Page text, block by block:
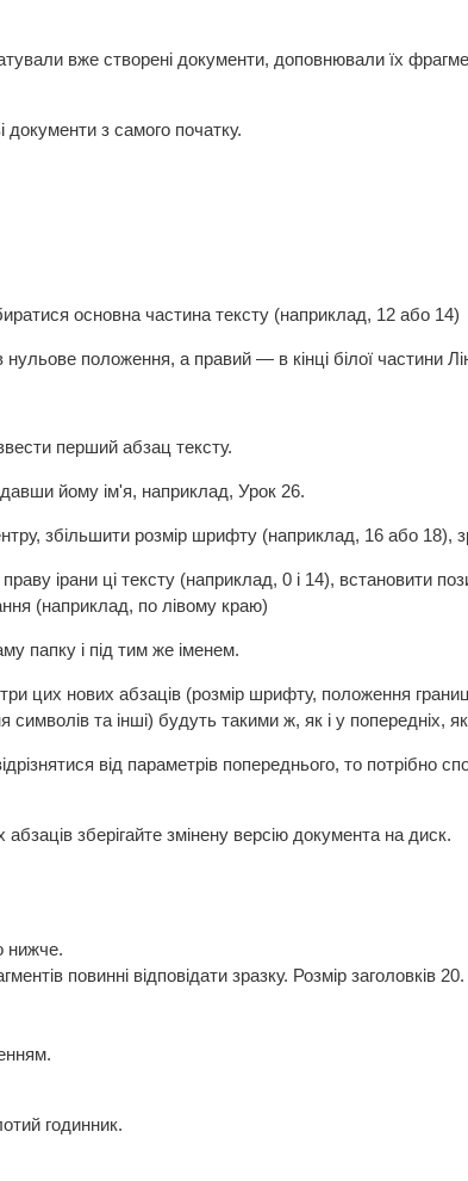
вже створені документи, доповнювали їх
з самого початку.
основна частина тексту (наприклад, 12 або 14)
нульове положення, а правий — в кінці білої частини
перший абзац тексту.
йому ім'я, наприклад, Урок 26.
збільшити розмір шрифту (наприклад, 16 або 18),
ірани ці тексту (наприклад, 0 і 14), встановити
(наприклад, по лівому краю)
папку і під тим же іменем.
цих нових абзаців (розмір шрифту, положення
та інші) будуть такими ж, як і у попередніх,
від параметрів попереднього, то потрібно
зберігайте змінену версію документа на диск.
нижче.
повинні відповідати зразку. Розмір заголовків
годинник.